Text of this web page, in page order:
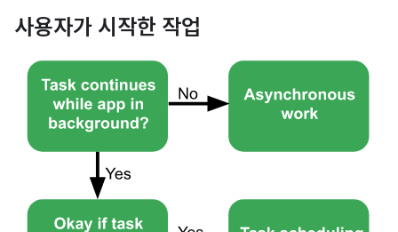
사용자가 시작한 작업